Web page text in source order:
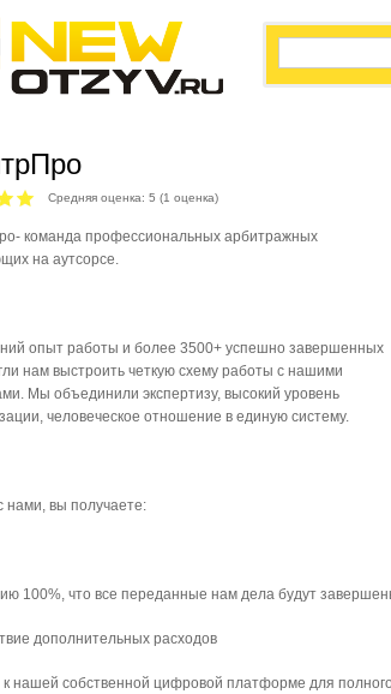
Средняя оценка: 5 (1 оценка)
команда профессиональных арбитражных
на аутсорсе.
опыт работы и более 3500+ успешно завершенных
нам выстроить четкую схему работы с нашими
Мы объединили экспертизу, высокий уровень
человеческое отношение в единую систему.
нами, вы получаете:
100%, что все переданные нам дела будут
дополнительных расходов
нашей собственной цифровой платформе для